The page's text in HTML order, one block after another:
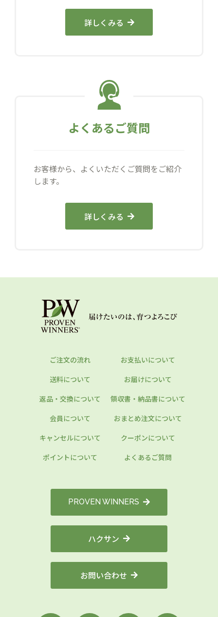
詳しくみる
よくあるご質問
お客様から、よくいただくご質問をご紹介
します。
詳しくみる
ご注文の流れ
お支払いについて
送料について
お届けについて
返品・交換について
領収書・納品書について
会員について
おまとめ注文について
キャンセルについて
クーポンについて
ポイントについて
よくあるご質問
PROVEN WINNERS
ハクサン
お問い合わせ